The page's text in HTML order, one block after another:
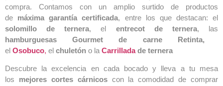
compra. Contamos con un amplio surtido de productos
de máxima garantía certificada, entre los que destacan: el
solomillo de ternera, el entrecot de ternera, las
hamburguesas Gourmet de carne Retinta,
el Osobuco, el chuletón o la Carrilladade ternera
Descubre la excelencia en cada bocado y lleva a tu mesa
los mejores cortes cárnicoscon la comodidad de comprar